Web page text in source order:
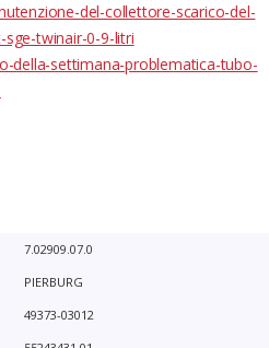
del-collettore-scarico-del-
twinair-0-9-litri
della-settimana-problematica-tubo-
7.02909.07.0
PIERBURG
49373-03012